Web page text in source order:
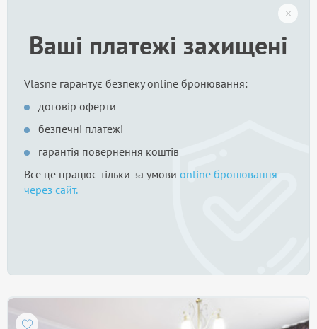
Ваші платежі захищені
Vlasne гарантує безпеку online бронювання:
договір оферти
безпечні платежі
гарантія повернення коштів
Все це працює тільки за умови online бронювання
через сайт.